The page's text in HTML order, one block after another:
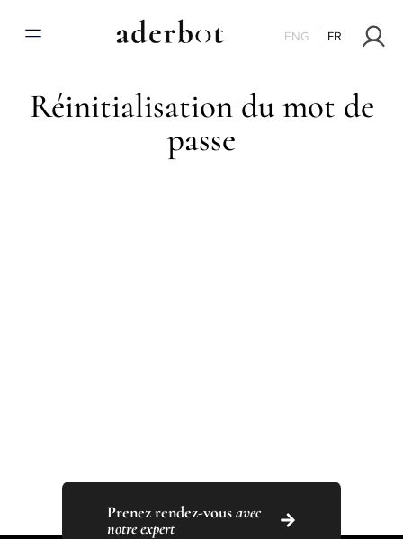
ENG FR
Réinitialisation du mot de
passe
Prenez rendez-vousavec
notre expert